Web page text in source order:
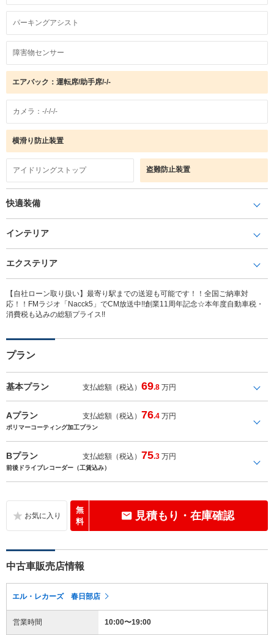
パーキングアシスト
障害物センサー
エアバック：運転席/助手席/-/-
カメラ：-/-/-/-
横滑り防止装置
アイドリングストップ 盗難防止装置
快適装備
インテリア
エクステリア
【自社ローン取り扱い】最寄り駅までの送迎も可能です！！全国ご納車対
応！！FMラジオ「Nacck5」でCM放送中!!創業11周年記念☆本年度自動車税・
消費税も込みの総額プライス!!
プラン
基本プラン 支払総額（税込）69.8 万円
Aプラン 支払総額（税込） 76.4 万円
ポリマーコーティング加工プラン
Bプラン 支払総額（税込） 75.3 万円
前後ドライブレコーダー（工賃込み）
無
料
見積もり・在庫確認
中古車販売店情報
エル・レカーズ 春日部店
営業時間 10:00〜19:00